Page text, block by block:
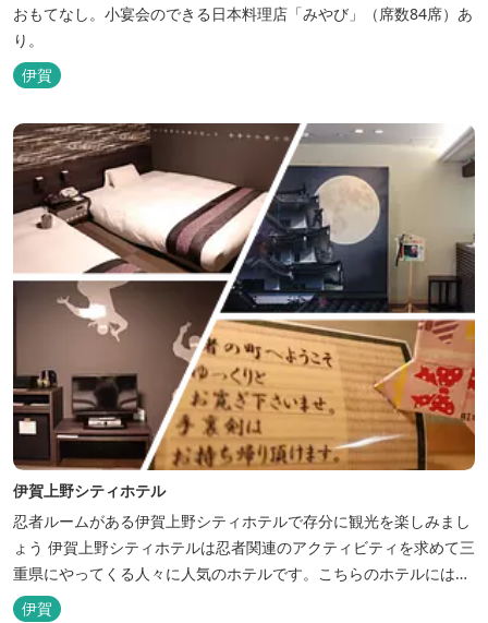
おもてなし。小宴会のできる日本料理店「みやび」（席数84席）あ
り。
伊賀
伊賀上野シティホテル
忍者ルームがある伊賀上野シティホテルで存分に観光を楽しみまし
ょう 伊賀上野シティホテルは忍者関連のアクティビティを求めて三
重県にやってくる人々に人気のホテルです。こちらのホテルには、
忍者の内装が施された部屋がいくつかあります。壁紙からトイレッ
伊賀